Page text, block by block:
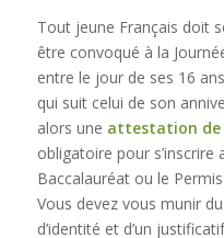
Tout jeune Français doit
être convoqué à la
entre le jour de ses 16
qui suit celui de son
alors une attestation de
obligatoire pour s’inscrire
Baccalauréat ou le
Vous devez vous munir
d’identité et d’un